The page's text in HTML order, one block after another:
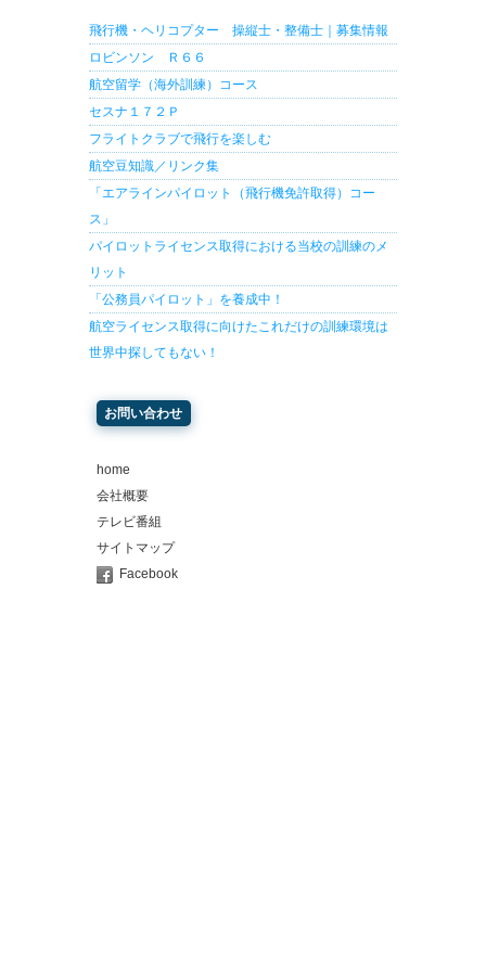
飛行機・ヘリコプター 操縦士・整備士｜募集情報
ロビンソン Ｒ６６
航空留学（海外訓練）コース
セスナ１７２Ｐ
フライトクラブで飛行を楽しむ
航空豆知識／リンク集
「エアラインパイロット（飛行機免許取得）コー
ス」
パイロットライセンス取得における当校の訓練のメ
リット
「公務員パイロット」を養成中！
航空ライセンス取得に向けたこれだけの訓練環境は
世界中探してもない！
お問い合わせ
home
会社概要
テレビ番組
サイトマップ
Facebook